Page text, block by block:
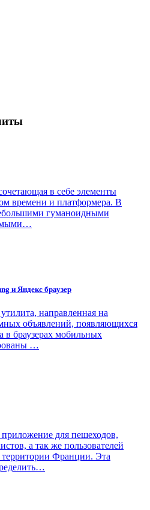
в себе элементы
времени и платформера. В
гуманоидными
и Яндекс браузер
направленная на
объявлений, появляющихся
в браузерах мобильных
…
для пешеходов,
а так же пользователей
Франции. Эта